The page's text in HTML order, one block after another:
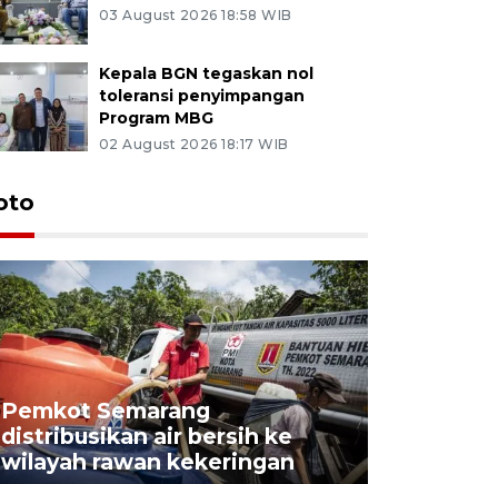
03 August 2026 18:58 WIB
Kepala BGN tegaskan nol
toleransi penyimpangan
Program MBG
02 August 2026 18:17 WIB
Pemkot Semarang
distribusikan air bersih ke
wilayah rawan kekeringan